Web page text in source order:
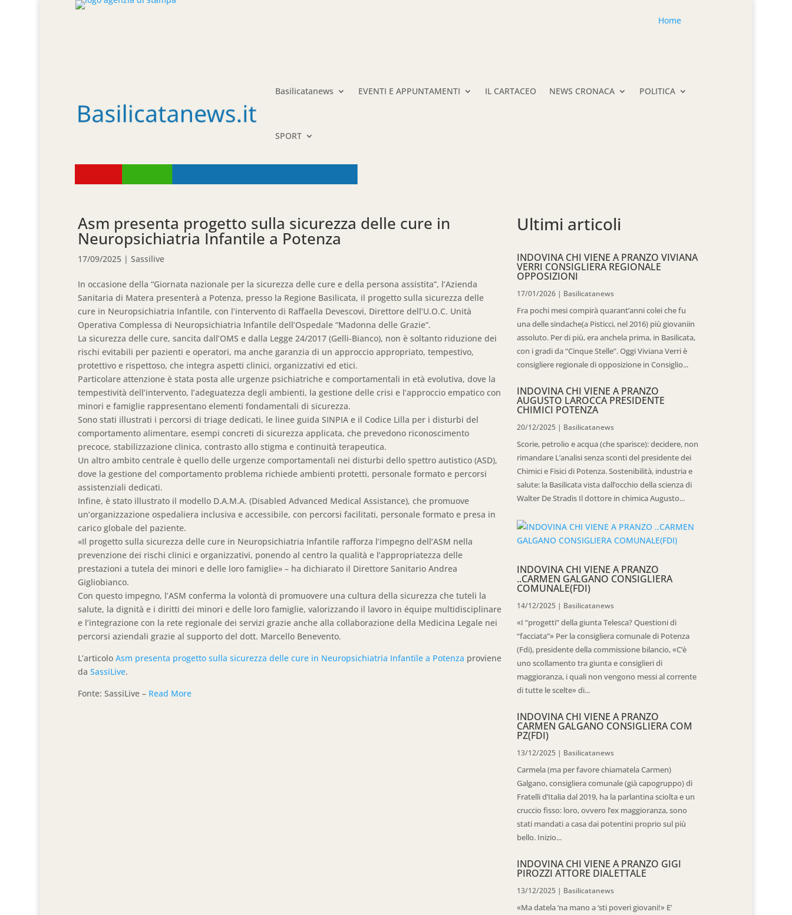
Home
Basilicatanews EVENTI E APPUNTAMENTI IL CARTACEO NEWS CRONACA POLITICA
SPORT
Asm presenta progetto sulla sicurezza delle cure in
Neuropsichiatria Infantile a Potenza
17/09/2025 |Sassilive
In occasione della “Giornata nazionale per la sicurezza delle cure e della persona assistita”, l’Azienda
Sanitaria di Matera presenterà a Potenza, presso la Regione Basilicata, il progetto sulla sicurezza delle
cure in Neuropsichiatria Infantile, con l’intervento di Raffaella Devescovi, Direttore dell’U.O.C. Unità
Operativa Complessa di Neuropsichiatria Infantile dell’Ospedale “Madonna delle Grazie”.
La sicurezza delle cure, sancita dall’OMS e dalla Legge 24/2017 (Gelli-Bianco), non è soltanto riduzione dei
rischi evitabili per pazienti e operatori, ma anche garanzia di un approccio appropriato, tempestivo,
protettivo e rispettoso, che integra aspetti clinici, organizzativi ed etici.
Particolare attenzione è stata posta alle urgenze psichiatriche e comportamentali in età evolutiva, dove la
tempestività dell’intervento, l’adeguatezza degli ambienti, la gestione delle crisi e l’approccio empatico con
minori e famiglie rappresentano elementi fondamentali di sicurezza.
Sono stati illustrati i percorsi di triage dedicati, le linee guida SINPIA e il Codice Lilla per i disturbi del
comportamento alimentare, esempi concreti di sicurezza applicata, che prevedono riconoscimento
precoce, stabilizzazione clinica, contrasto allo stigma e continuità terapeutica.
Un altro ambito centrale è quello delle urgenze comportamentali nei disturbi dello spettro autistico (ASD),
dove la gestione del comportamento problema richiede ambienti protetti, personale formato e percorsi
assistenziali dedicati.
Infine, è stato illustrato il modello D.A.M.A. (Disabled Advanced Medical Assistance), che promuove
un’organizzazione ospedaliera inclusiva e accessibile, con percorsi facilitati, personale formato e presa in
carico globale del paziente.
«Il progetto sulla sicurezza delle cure in Neuropsichiatria Infantile rafforza l’impegno dell’ASM nella
prevenzione dei rischi clinici e organizzativi, ponendo al centro la qualità e l’appropriatezza delle
prestazioni a tutela dei minori e delle loro famiglie» – ha dichiarato il Direttore Sanitario Andrea
Gigliobianco.
Con questo impegno, l’ASM conferma la volontà di promuovere una cultura della sicurezza che tuteli la
salute, la dignità e i diritti dei minori e delle loro famiglie, valorizzando il lavoro in équipe multidisciplinare
e l’integrazione con la rete regionale dei servizi grazie anche alla collaborazione della Medicina Legale nei
percorsi aziendali grazie al supporto del dott. Marcello Benevento.
L’articoloAsm presenta progetto sulla sicurezza delle cure in Neuropsichiatria Infantile a Potenza proviene
daSassiLive.
Fonte: SassiLive – Read More
Ultimi articoli
INDOVINA CHI VIENE A PRANZO VIVIANA
VERRI CONSIGLIERA REGIONALE
OPPOSIZIONI
17/01/2026| Basilicatanews
Fra pochi mesi compirà quarant’anni colei che fu
una delle sindache(a Pisticci, nel 2016) più giovaniin
assoluto. Per di più, era anchela prima, in Basilicata,
con i gradi da “Cinque Stelle”. Oggi Viviana Verri è
consigliere regionale di opposizione in Consiglio...
INDOVINA CHI VIENE A PRANZO
AUGUSTO LAROCCA PRESIDENTE
CHIMICI POTENZA
20/12/2025 | Basilicatanews
Scorie, petrolio e acqua (che sparisce): decidere, non
rimandare L’analisi senza sconti del presidente dei
Chimici e Fisici di Potenza. Sostenibilità, industria e
salute: la Basilicata vista dall’occhio della scienza di
Walter De Stradis Il dottore in chimica Augusto...
INDOVINA CHI VIENE A PRANZO
..CARMEN GALGANO CONSIGLIERA
COMUNALE(FDI)
14/12/2025 | Basilicatanews
«I “progetti” della giunta Telesca? Questioni di
“facciata”» Per la consigliera comunale di Potenza
(Fdi), presidente della commissione bilancio, «C’è
uno scollamento tra giunta e consiglieri di
maggioranza, i quali non vengono messi al corrente
di tutte le scelte» di...
INDOVINA CHI VIENE A PRANZO
CARMEN GALGANO CONSIGLIERA COM
PZ(FDI)
13/12/2025 | Basilicatanews
Carmela (ma per favore chiamatela Carmen)
Galgano, consigliera comunale (già capogruppo) di
Fratelli d’Italia dal 2019, ha la parlantina sciolta e un
cruccio fisso: loro, ovvero l’ex maggioranza, sono
stati mandati a casa dai potentini proprio sul più
bello. Inizio...
INDOVINA CHI VIENE A PRANZO GIGI
PIROZZI ATTORE DIALETTALE
13/12/2025 | Basilicatanews
«Ma datela ‘na mano a ‘sti poveri giovani!» E’